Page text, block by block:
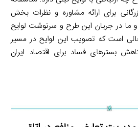
برای ارائه مشاوره و نظرات بخش
در جریان این طرح و سرنوشت لوایح
است که تصویب این لوایح در مسیر
بسترهای فساد برای اقتصاد ایران